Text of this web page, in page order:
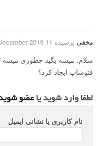
مخفی پرسیده 11 December 2019
فتوشاپ ایجاد کرد؟
لطفا وارد شوید یاعضو
نام کاربری یا نشانی ایمیل